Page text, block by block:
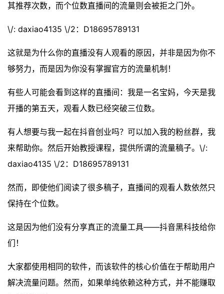
其推荐次数，而个位数直播间的流量则会被拒之门外。
\/: daxiao4135 \/2：D18695789131
这就是为什么你的直播没有人观看的原因，并非是因为你不
够努力，而是因为你没有掌握官方的流量机制！
有些人可能会看到这样的直播间：我是一名宝妈，今天是我
开播的第五天，观看人数已经突破三位数。
有人想要与我一起在抖音创业吗？可以加入我的粉丝群，我
来帮助你。然后开始教授课程，提供所谓的流量稿子。\/:
daxiao4135 \/2：D18695789131
然而，即使他们阅读了很多稿子，直播间的观看人数依然只
保持在个位数。
这是因为他们没有分享真正的流量工具——抖音黑科技给你
们！
大家都使用相同的软件，而该软件的核心价值在于帮助用户
解决流量问题。然而，如果单纯依赖这种方式，并不能赚取